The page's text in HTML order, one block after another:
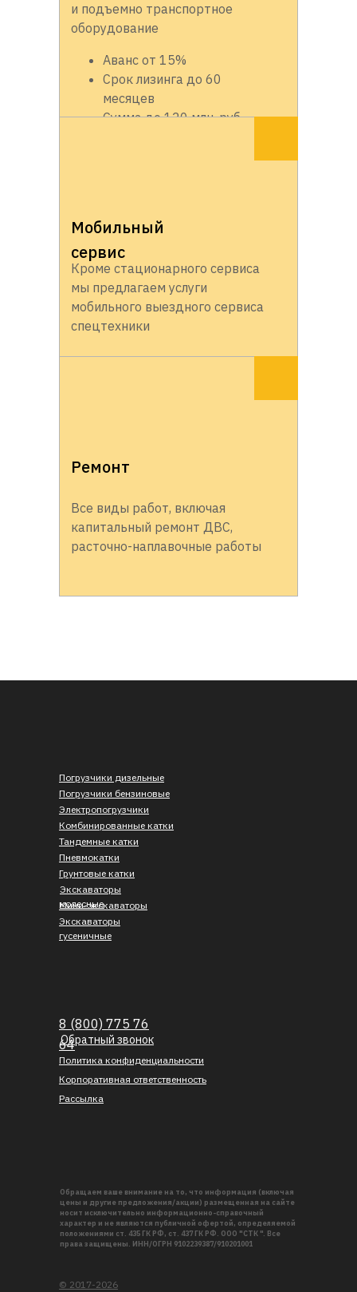
и подъемно транспортное
оборудование
Аванс от 15%
Срок лизинга до 60
месяцев
Сумма до 120 млн. руб.
Мобильный
сервис
Кроме стационарного сервиса
мы предлагаем услуги
мобильного выездного сервиса
спецтехники
Ремонт
Все виды работ, включая
капитальный ремонт ДВС,
расточно-наплавочные работы
© 2017-2026
Обращаем ваше внимание на то, что информация (включая
цены и другие предложения/акции) размещенная на сайте
носит исключительно информационно-справочный
характер и не являются публичной офертой, определяемой
положениями ст. 435 ГК РФ, ст. 437 ГК РФ. ООО "СТК ". Все
права защищены. ИНН/ОГРН 9102239387/910201001
Погрузчики дизельные
Погрузчики бензиновые
Электропогрузчики
Экскаваторы
колесные
Обратный звонок
Экскаваторы
гусеничные
Мини-экскаваторы
Комбинированные катки
Грунтовые катки
Тандемные катки
Пневмокатки
Корпоративная ответственность
Рассылка
8 (800) 775 76
64
Политика конфиденциальности